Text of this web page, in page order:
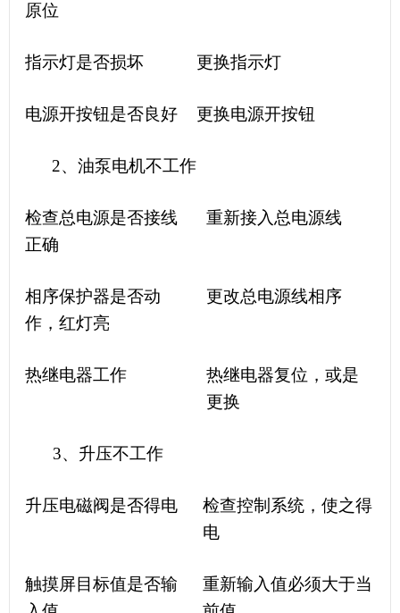
原位
指示灯是否损坏 更换指示灯
电源开按钮是否良好 更换电源开按钮
2、油泵电机不工作
检查总电源是否接线
正确
重新接入总电源线
相序保护器是否动
作，红灯亮
更改总电源线相序
热继电器工作
热继电器复位，或是
更换
3、升压不工作
升压电磁阀是否得电
检查控制系统，使之得
电
触摸屏目标值是否输
重新输入值必须大于当